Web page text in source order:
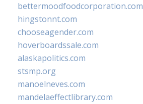
bettermoodfoodcorporation.com
hingstonnt.com
chooseagender.com
hoverboardssale.com
alaskapolitics.com
stsmp.org
manoelneves.com
mandelaeffectlibrary.com